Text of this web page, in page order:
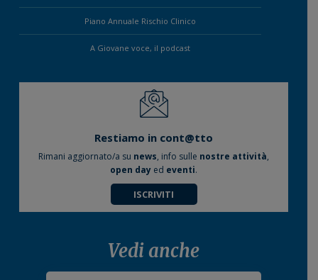
Piano Annuale Rischio Clinico
A Giovane voce, il podcast
Restiamo in cont@tto
Rimani aggiornato/a su news, info sulle nostre attività,
open day ed eventi.
ISCRIVITI
Vedi anche